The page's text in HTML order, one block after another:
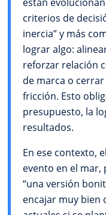
criterios de
inercia” y más
lograr algo:
reforzar relación
de marca o
fricción. Esto
presupuesto, la
resultados.
En ese contexto,
evento en el
“una versión
encajar muy bien